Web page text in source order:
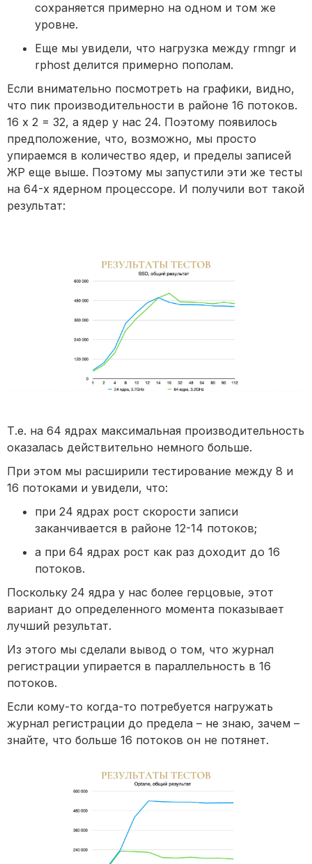
сохраняется примерно на одном и том же
уровне.
Еще мы увидели, что нагрузка между rmngr и
rphost делится примерно пополам.
Если внимательно посмотреть на графики, видно,
что пик производительности в районе 16 потоков.
16 х 2 = 32, а ядер у нас 24. Поэтому появилось
предположение, что, возможно, мы просто
упираемся в количество ядер, и пределы записей
ЖР еще выше. Поэтому мы запустили эти же тесты
на 64-х ядерном процессоре. И получили вот такой
результат:
Т.е. на 64 ядрах максимальная производительность
оказалась действительно немного больше.
При этом мы расширили тестирование между 8 и
16 потоками и увидели, что:
при 24 ядрах рост скорости записи
заканчивается в районе 12-14 потоков;
а при 64 ядрах рост как раз доходит до 16
потоков.
Поскольку 24 ядра у нас более герцовые, этот
вариант до определенного момента показывает
лучший результат.
Из этого мы сделали вывод о том, что журнал
регистрации упирается в параллельность в 16
потоков.
Если кому-то когда-то потребуется нагружать
журнал регистрации до предела – не знаю, зачем –
знайте, что больше 16 потоков он не потянет.